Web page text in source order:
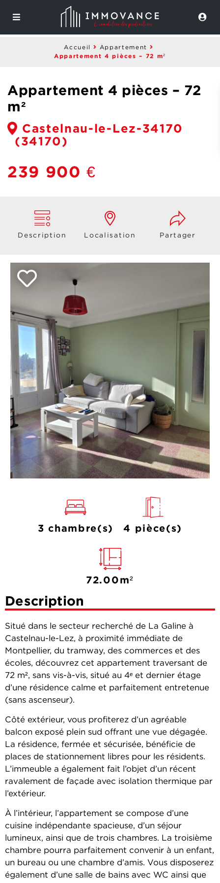
Accueil Appartement
Appartement 4 pièces – 72 m²
Appartement 4 pièces – 72
m²
Castelnau-le-Lez-34170
(34170)
239 900 €
Description Localisation Partager
3 chambre(s) 4 pièce(s)
72.00m²
Description
Situé dans le secteur recherché de La Galine à
Castelnau-le-Lez, à proximité immédiate de
Montpellier, du tramway, des commerces et des
écoles, découvrez cet appartement traversant de
72 m², sans vis-à-vis, situé au 4ᵉ et dernier étage
d’une résidence calme et parfaitement entretenue
(sans ascenseur).
Côté extérieur, vous profiterez d’un agréable
balcon exposé plein sud offrant une vue dégagée.
La résidence, fermée et sécurisée, bénéficie de
places de stationnement libres pour les résidents.
L’immeuble a également fait l’objet d’un récent
ravalement de façade avec isolation thermique par
l’extérieur.
À l’intérieur, l’appartement se compose d’une
cuisine indépendante spacieuse, d’un séjour
lumineux, ainsi que de trois chambres. La troisième
chambre pourra parfaitement convenir à un enfant,
un bureau ou une chambre d’amis. Vous disposerez
également d’une salle de bains avec WC ainsi que